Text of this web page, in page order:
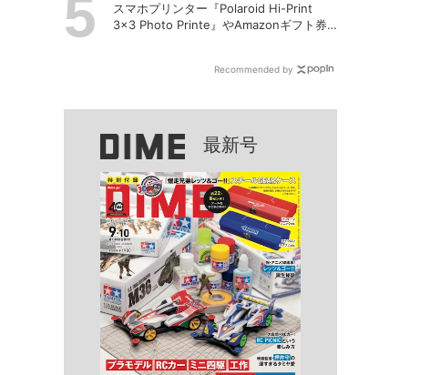
スマホプリンター『Polaroid Hi-Print
3×3 Photo Printe』やAmazonギフト券
Recommended by
最新号